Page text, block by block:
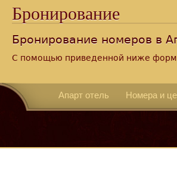
Бронирование
Бронирование номеров в
С помощью приведенной ниже
Апарт отель Номера и